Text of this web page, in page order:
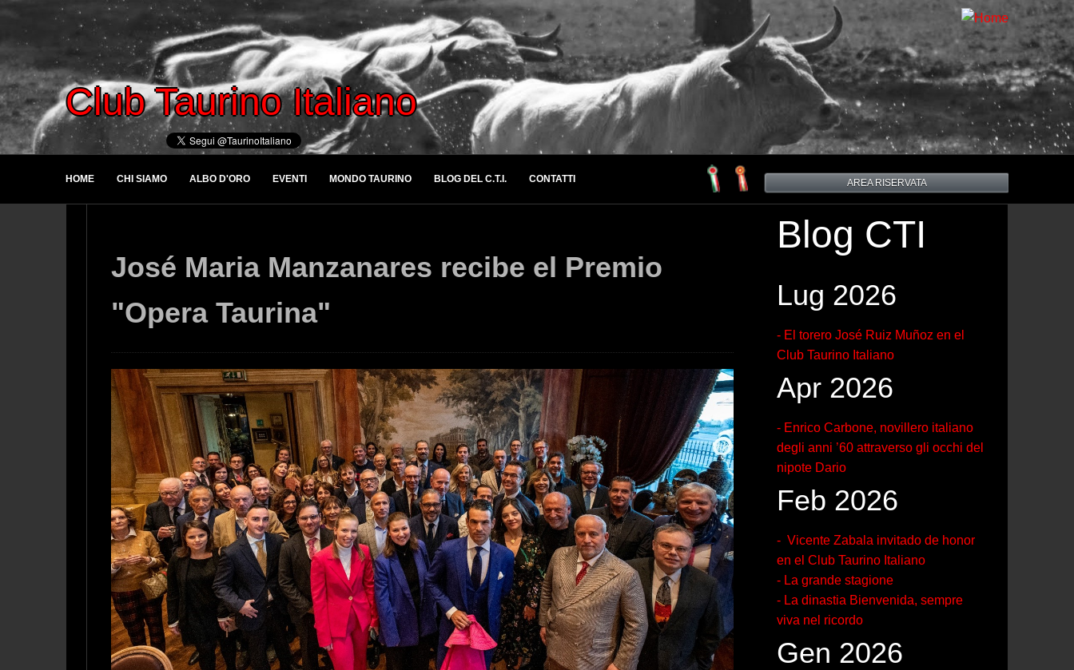
Club Taurino Italiano
HOME CHI SIAMO ALBO D'ORO EVENTI MONDO TAURINO BLOG DEL C.T.I. CONTATTI AREA RISERVATA
José Maria Manzanares recibe el Premio
"Opera Taurina"
Blog CTI
Lug 2026
- El torero José Ruiz Muñoz en el
Club Taurino Italiano
Apr 2026
- Enrico Carbone, novillero italiano
degli anni ’60 attraverso gli occhi del
nipote Dario
Feb 2026
- Vicente Zabala invitado de honor
en el Club Taurino Italiano
- La grande stagione
- La dinastia Bienvenida, sempre
viva nel ricordo
Gen 2026